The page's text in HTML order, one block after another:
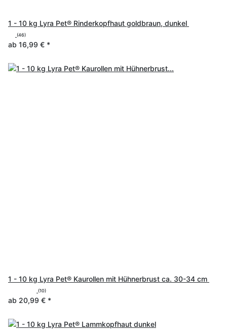
1 - 10 kg Lyra Pet® Rinderkopfhaut goldbraun, dunkel
(46)
ab 16,99 € *
1 - 10 kg Lyra Pet® Kaurollen mit Hühnerbrust ca. 30-34 cm
(10)
ab 20,99 € *